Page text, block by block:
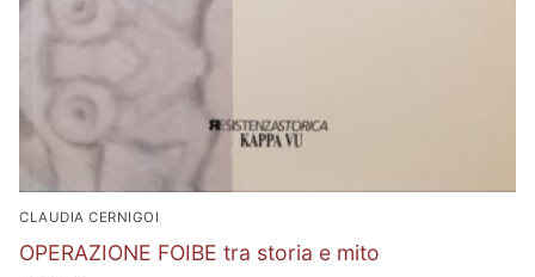
CLAUDIA CERNIGOI
OPERAZIONE FOIBE tra storia e mito